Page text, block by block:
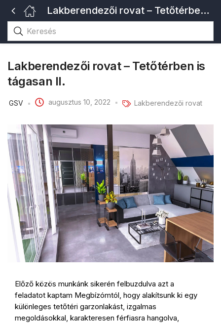
Lakberendezői rovat – Tetőtérben is tágasan II.
Lakberendezői rovat – Tetőtérben is
tágasan II.
GSV augusztus 10, 2022 Lakberendezői rovat
Előző közös munkánk sikerén felbuzdulva azt a
feladatot kaptam Megbízómtól, hogy alakítsunk ki egy
különleges tetőtéri garzonlakást, izgalmas
megoldásokkal, karakteresen férfiasra hangolva,